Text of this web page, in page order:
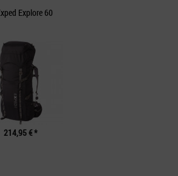
214,95 € *
Explore 60